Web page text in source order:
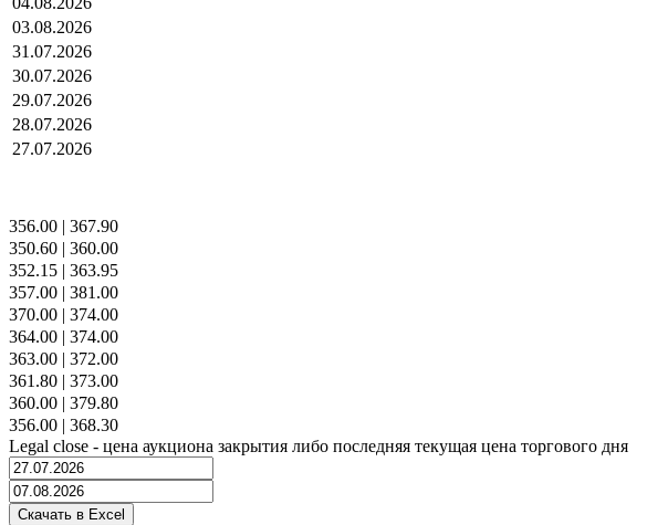
03.08.2026
31.07.2026
30.07.2026
29.07.2026
28.07.2026
27.07.2026
356.00 | 367.90
350.60 | 360.00
352.15 | 363.95
357.00 | 381.00
370.00 | 374.00
364.00 | 374.00
363.00 | 372.00
361.80 | 373.00
360.00 | 379.80
356.00 | 368.30
Legal close - цена аукциона закрытия либо последняя текущая цена торгового дня